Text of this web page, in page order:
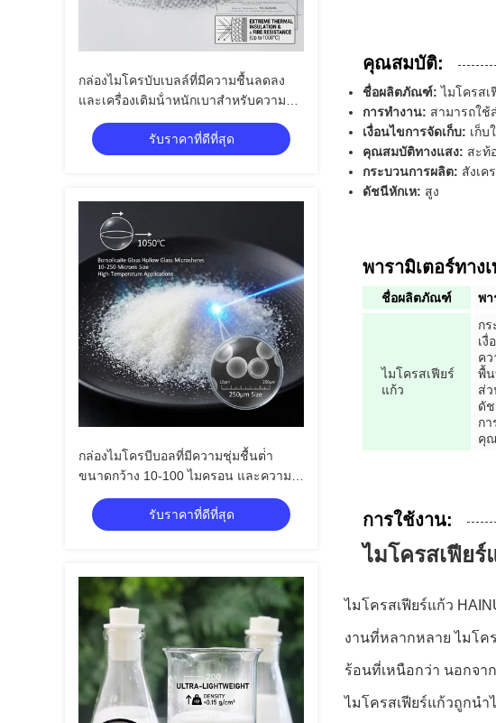
กล่องไมโครบับเบลล์ที่มีความชื้นลดลง
และเครื่องเติมน้ําหนักเบาสําหรับความ
สามารถในการนําความร้อน 0.2 W/m·K
รับราคาที่ดีที่สุด
กล่องไมโครบีบอลที่มีความชุ่มชื้นต่ํา
ขนาดกว้าง 10-100 ไมครอน และความ
สามารถในการนําความร้อน 0.2
รับราคาที่ดีที่สุด
คุณสมบัติ:
ชื่อผลิตภัณฑ์: ไมโครสเ
การทำงาน: สามารถใช้
เงื่อนไขการจัดเก็บ: เก็บ
คุณสมบัติทางแสง: สะท้
กระบวนการผลิต: สังเค
ดัชนีหักเห: สูง
พารามิเตอร์ทาง
ชื่อผลิตภัณฑ์ พา
ไมโครสเฟียร์
แก้ว
ก
เงื่
ค
พื้น
ส่
ดั
ก
คุ
การใช้งาน:
ไมโครสเฟียร์
ไมโครสเฟียร์แก้ว
งานที่หลากหลาย ไมโค
ร้อนที่เหนือกว่า นอกจ
ไมโครสเฟียร์แก้วถูกนำ